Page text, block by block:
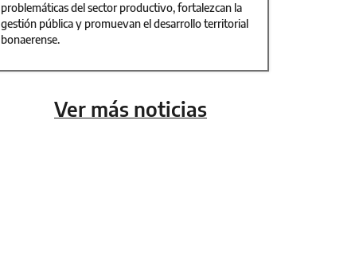
problemáticas del sector productivo, fortalezcan la
gestión pública y promuevan el desarrollo territorial
bonaerense.
Ver más noticias